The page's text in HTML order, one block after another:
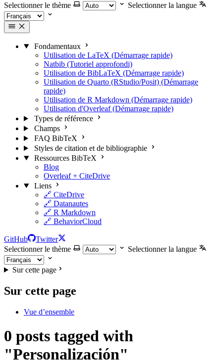
Selectionner le thème
Selectionner la langue
Fondamentaux
Utilisation de LaTeX (Démarrage rapide)
Natbib (Tutoriel approfondi)
Utilisation de BibLaTeX (Démarrage rapide)
Utilisation de Quarto (RStudio/Posit) (Démarrage
rapide)
Utilisation de R Markdown (Démarrage rapide)
Utilisation d'Overleaf (Démarrage rapide)
Types de référence
Champs
FAQ BibTeX
Styles de citation et de bibliographie
Ressources BibTeX
Blog
Overleaf + CiteDrive
Liens
🔗 CiteDrive
🔗 Datanautes
🔗 R Markdown
🔗 BehaviorCloud
GitHub
Twitter
Selectionner le thème
Selectionner la langue
Sur cette page
Sur cette page
Vue d’ensemble
0 posts tagged with
"Personalización"